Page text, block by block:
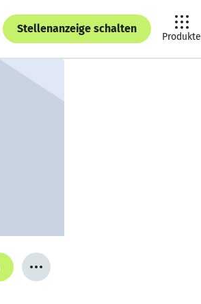
Stellenanzeige schalten
Produkte